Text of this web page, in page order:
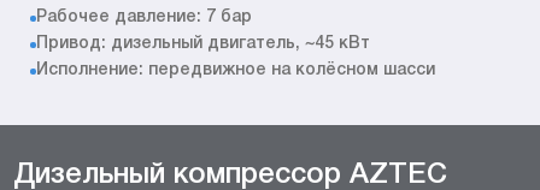
Рабочее давление: 7 бар
Привод: дизельный двигатель, ~45 кВт
Исполнение: передвижное на колёсном шасси
Дизельный компрессор AZTEC